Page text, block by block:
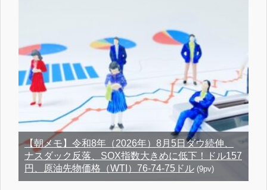
【朝メモ】令和8年（2026年）8月5日ダウ続伸、
ナスダック反落、SOX指数大きめに低下！ドル157
円、原油先物価格（WTI）76-74-75ドル (9pv)